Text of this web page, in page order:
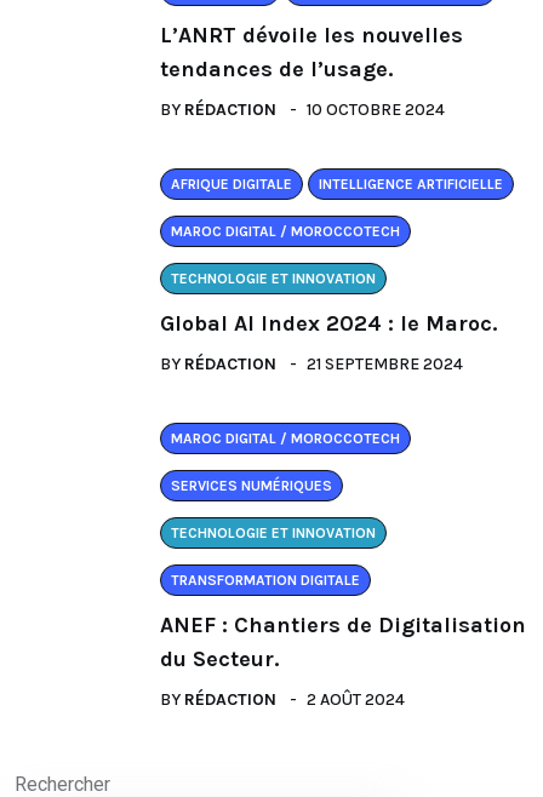
L’ANRT dévoile les nouvelles
tendances de l’usage.
BY RÉDACTION 10 OCTOBRE 2024
AFRIQUE DIGITALE INTELLIGENCE ARTIFICIELLE
MAROC DIGITAL / MOROCCOTECH
TECHNOLOGIE ET INNOVATION
Global AI Index 2024 : le Maroc.
BY RÉDACTION 21 SEPTEMBRE 2024
MAROC DIGITAL / MOROCCOTECH
SERVICES NUMÉRIQUES
TECHNOLOGIE ET INNOVATION
TRANSFORMATION DIGITALE
ANEF : Chantiers de Digitalisation
du Secteur.
BY RÉDACTION 2 AOÛT 2024
Rechercher